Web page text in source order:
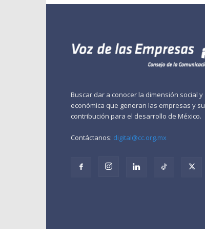
Buscar dar a conocer la dimensión social y
económica que generan las empresas y su
contribución para el desarrollo de México.
Contáctanos: digital@cc.org.mx